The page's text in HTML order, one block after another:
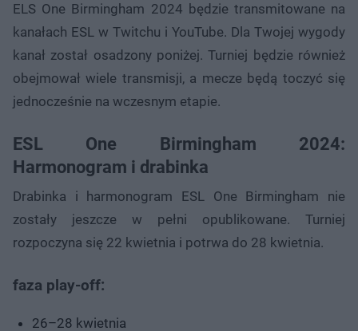
ELS One Birmingham 2024 będzie transmitowane na
kanałach ESL w Twitchu i YouTube. Dla Twojej wygody
kanał został osadzony poniżej. Turniej będzie również
obejmował wiele transmisji, a mecze będą toczyć się
jednocześnie na wczesnym etapie.
ESL One Birmingham 2024:
Harmonogram i drabinka
Drabinka i harmonogram ESL One Birmingham nie
zostały jeszcze w pełni opublikowane. Turniej
rozpoczyna się 22 kwietnia i potrwa do 28 kwietnia.
faza play-off:
26–28 kwietnia